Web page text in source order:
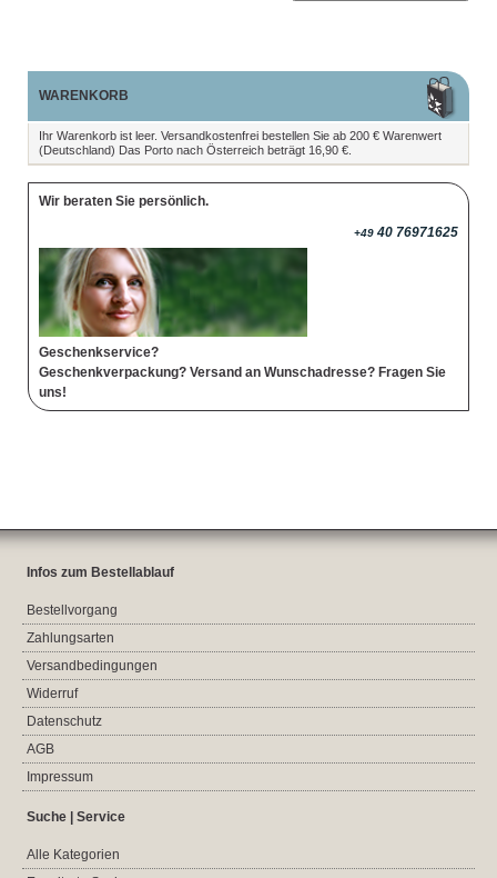
WARENKORB
Ihr Warenkorb ist leer. Versandkostenfrei bestellen Sie ab 200 € Warenwert
(Deutschland) Das Porto nach Österreich beträgt 16,90 €.
Wir beraten Sie persönlich.
+49 40 76971625
Geschenkservice?
Geschenkverpackung? Versand an Wunschadresse? Fragen Sie
uns!
Infos zum Bestellablauf
Bestellvorgang
Zahlungsarten
Versandbedingungen
Widerruf
Datenschutz
AGB
Impressum
Suche | Service
Alle Kategorien